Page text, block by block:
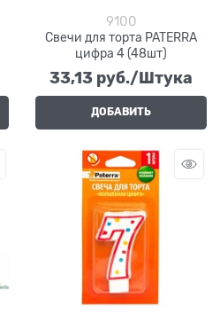
9100
Свечи для торта PATERRA
цифра 4 (48шт)
33,13 руб./Штука
ДОБАВИТЬ